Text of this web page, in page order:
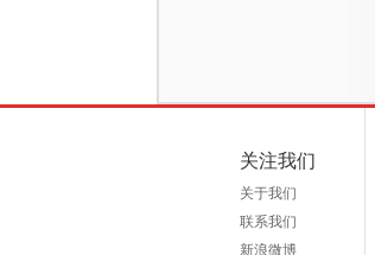
关注我们
关于我们
联系我们
新浪微博